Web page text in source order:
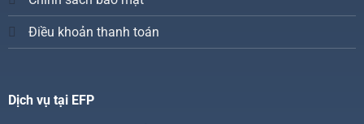
Điều khoản thanh toán
Dịch vụ tại EFP